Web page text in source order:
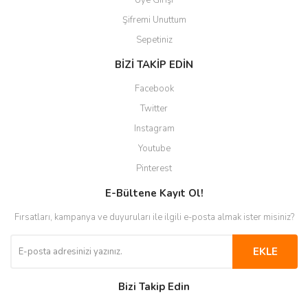
Şifremi Unuttum
Sepetiniz
BİZİ TAKİP EDİN
Facebook
Twitter
Instagram
Youtube
Pinterest
E-Bültene Kayıt Ol!
Fırsatları, kampanya ve duyuruları ile ilgili e-posta almak ister misiniz?
EKLE
Bizi Takip Edin